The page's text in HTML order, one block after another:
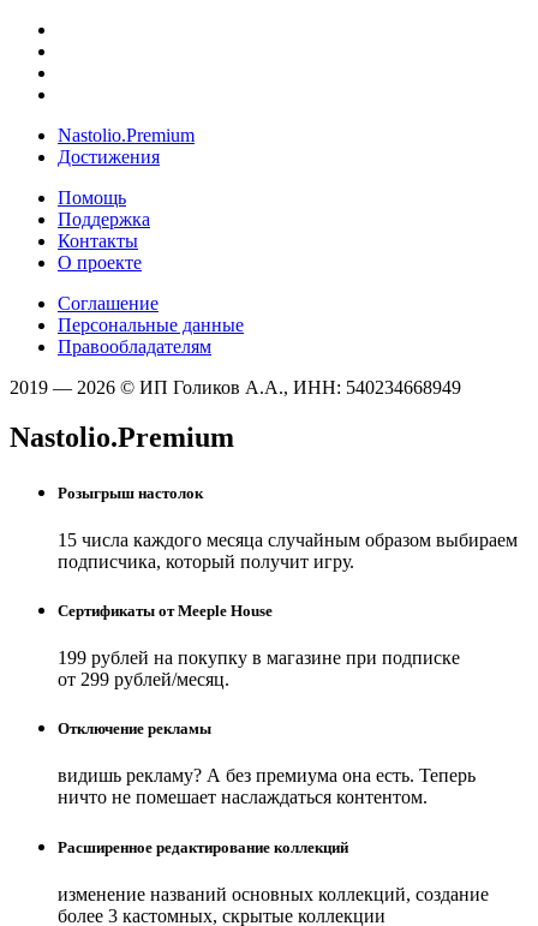
Nastolio.Premium
Достижения
Помощь
Поддержка
Контакты
О проекте
Соглашение
Персональные данные
Правообладателям
2019 — 2026 © ИП Голиков А.А., ИНН: 540234668949
Nastolio.Premium
Розыгрыш настолок
15 числа каждого месяца случайным образом выбираем
подписчика, который получит игру.
Сертификаты от Meeple House
199 рублей на покупку в магазине при подписке
от 299 рублей/месяц.
Отключение рекламы
видишь рекламу? А без премиума она есть. Теперь
ничто не помешает наслаждаться контентом.
Расширенное редактирование коллекций
изменение названий основных коллекций, создание
более 3 кастомных, скрытые коллекции